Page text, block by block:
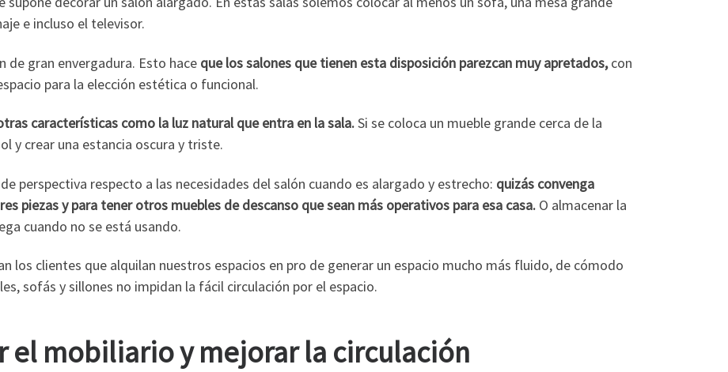
e incluso el televisor.
de gran envergadura. Esto hace que los salones que tienen esta disposición parezcan muy apretados,con
para la elección estética o funcional.
características como la luz natural que entra en la sala.Si se coloca un mueble grande cerca de la
y crear una estancia oscura y triste.
perspectiva respecto a las necesidades del salón cuando es alargado y estrecho: quizás convenga
piezas y para tener otros muebles de descanso que sean más operativos para esa casa. O almacenar la
cuando no se está usando.
los clientes que alquilan nuestros espacios en pro de generar un espacio mucho más fluido, de cómodo
sofás y sillones no impidan la fácil circulación por el espacio.
el mobiliario y mejorar la circulación